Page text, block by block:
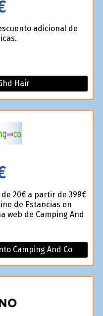
adicional de
Hair
20€ a partir de 399€
de Estancias en
web de Camping And
Camping And Co